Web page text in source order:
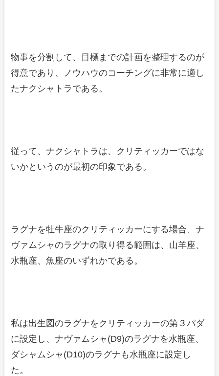
物事を分割して、目標までの計画を整理するのが
得意であり、ノウハウのコーチングに非常に適し
たナクシャトラである。
従って、ナクシャトラは、クリティッカーではな
いかというのが最初の印象である。
ラグナを牡牛座のクリティッカーにする場合、ナ
ヴァムシャのラグナの取り得る範囲は、山羊座、
水瓶座、魚座のいずれかである。
私は出生図のラグナをクリティッカーの第３パダ
に設定し、ナヴァムシャ(D9)のラグナを水瓶座、
ダシャムシャ(D10)のラグナも水瓶座に設定し
た。